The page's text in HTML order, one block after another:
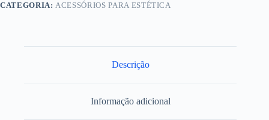
CATEGORIA:ACESSÓRIOS PARA ESTÉTICA
Descrição
Informação adicional